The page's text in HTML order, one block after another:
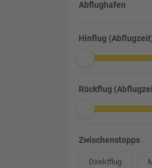
Abflughafen
Hinflug
Rückflug
Zwischenstopps
Direktflug